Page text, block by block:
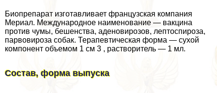
Биопрепарат изготавливает французская компания
Мериал. Международное наименование — вакцина
против чумы, бешенства, аденовирозов, лептоспироза,
парвовироза собак. Терапевтическая форма — сухой
компонент объемом 1 см 3 , растворитель — 1 мл.
Состав, форма выпуска